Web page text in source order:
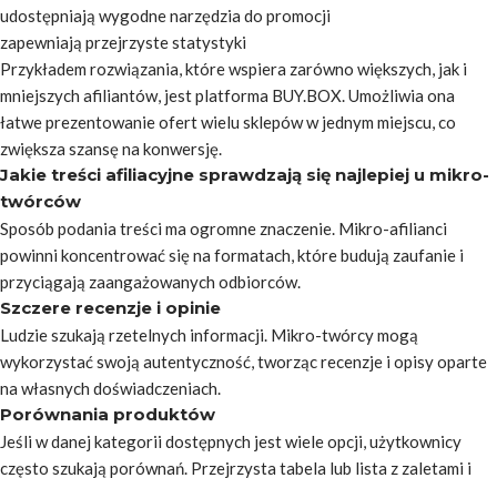
udostępniają wygodne narzędzia do promocji
zapewniają przejrzyste statystyki
Przykładem rozwiązania, które wspiera zarówno większych, jak i
mniejszych afiliantów, jest platforma BUY.BOX. Umożliwia ona
łatwe prezentowanie ofert wielu sklepów w jednym miejscu, co
zwiększa szansę na konwersję.
Jakie treści afiliacyjne sprawdzają się najlepiej u mikro-
twórców
Sposób podania treści ma ogromne znaczenie. Mikro-afilianci
powinni koncentrować się na formatach, które budują zaufanie i
przyciągają zaangażowanych odbiorców.
Szczere recenzje i opinie
Ludzie szukają rzetelnych informacji. Mikro-twórcy mogą
wykorzystać swoją autentyczność, tworząc recenzje i opisy oparte
na własnych doświadczeniach.
Porównania produktów
Jeśli w danej kategorii dostępnych jest wiele opcji, użytkownicy
często szukają porównań. Przejrzysta tabela lub lista z zaletami i